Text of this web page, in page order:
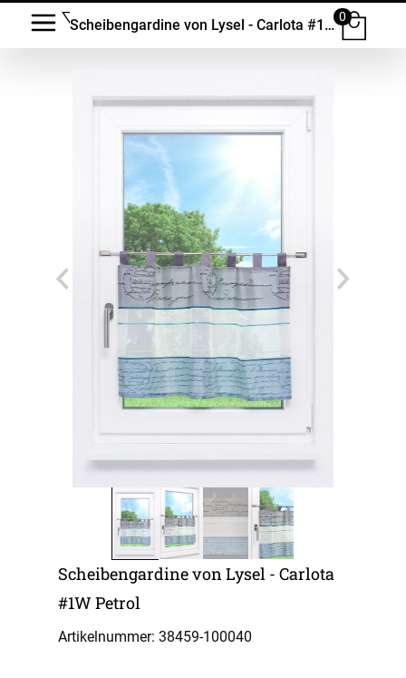
Scheibengardine von Lysel - Carlota #1W
0
Scheibengardine von Lysel - Carlota
#1W Petrol
Artikelnummer: 38459-100040